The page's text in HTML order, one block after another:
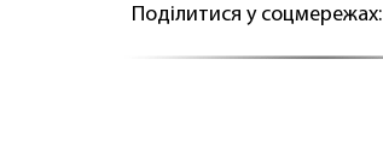
Поділитися у соцмережах: